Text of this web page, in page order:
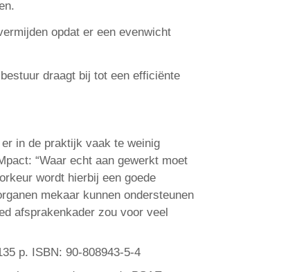
opdat er een evenwicht
draagt bij tot een efficiënte
in de praktijk vaak te weinig
“Waar echt aan gewerkt moet
wordt hierbij een goede
mekaar kunnen ondersteunen
afsprakenkader zou voor veel
p. ISBN: 90-808943-5-4